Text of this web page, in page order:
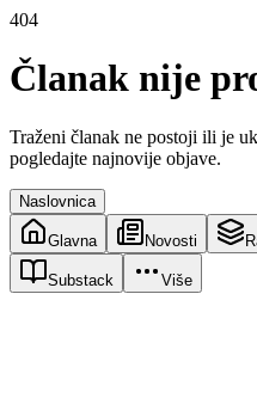
404
Članak nije
Traženi članak ne postoji ili je
pogledajte najnovije objave.
Naslovnica
Glavna Novosti
Substack Više